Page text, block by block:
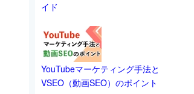
イド
YouTubeマーケティング手法と
VSEO（動画SEO）のポイント